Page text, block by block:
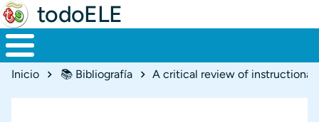
todoELE
Ruta de navegación
Inicio 📚 Bibliografía